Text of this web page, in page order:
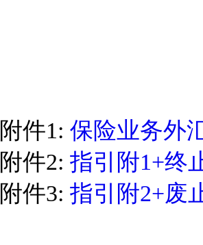
附件1: 保险业务外
附件2: 指引附1+终
附件3: 指引附2+废